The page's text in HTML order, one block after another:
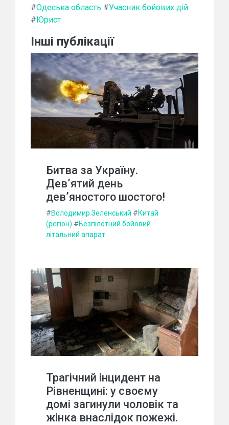
#Одеська область #Учасник бойових дій
#Юрист
Інші публікації
Битва за Україну.
Дев’ятий день
дев’яностого шостого!
#Володимир Зеленський #Китай
(регіон) #Безпілотний бойовий
літальний апарат
Трагічний інцидент на
Рівненщині: у своєму
домі загинули чоловік та
жінка внаслідок пожежі.